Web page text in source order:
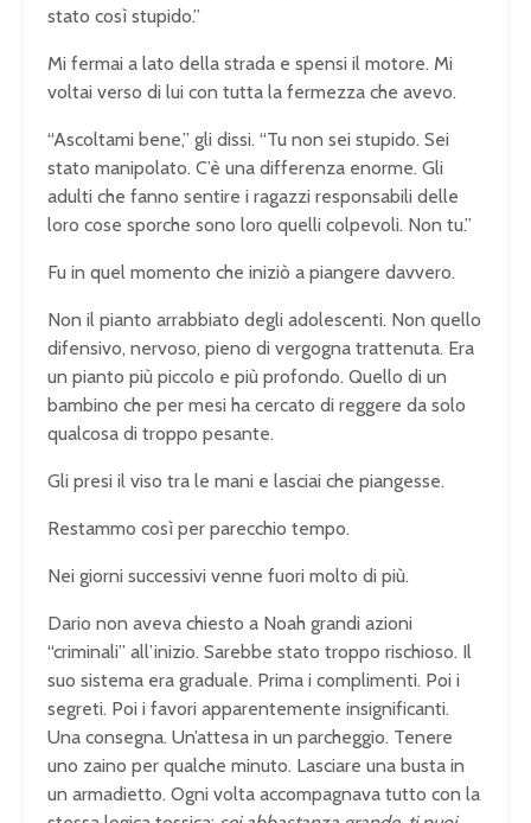
stato così stupido.”
Mi fermai a lato della strada e spensi il motore. Mi
voltai verso di lui con tutta la fermezza che avevo.
“Ascoltami bene,” gli dissi. “Tu non sei stupido. Sei
stato manipolato. C’è una differenza enorme. Gli
adulti che fanno sentire i ragazzi responsabili delle
loro cose sporche sono loro quelli colpevoli. Non tu.”
Fu in quel momento che iniziò a piangere davvero.
Non il pianto arrabbiato degli adolescenti. Non quello
difensivo, nervoso, pieno di vergogna trattenuta. Era
un pianto più piccolo e più profondo. Quello di un
bambino che per mesi ha cercato di reggere da solo
qualcosa di troppo pesante.
Gli presi il viso tra le mani e lasciai che piangesse.
Restammo così per parecchio tempo.
Nei giorni successivi venne fuori molto di più.
Dario non aveva chiesto a Noah grandi azioni
“criminali” all’inizio. Sarebbe stato troppo rischioso. Il
suo sistema era graduale. Prima i complimenti. Poi i
segreti. Poi i favori apparentemente insignificanti.
Una consegna. Un’attesa in un parcheggio. Tenere
uno zaino per qualche minuto. Lasciare una busta in
un armadietto. Ogni volta accompagnava tutto con la